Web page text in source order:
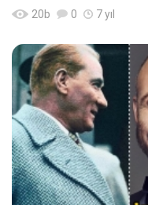
20b 0 7 yıl